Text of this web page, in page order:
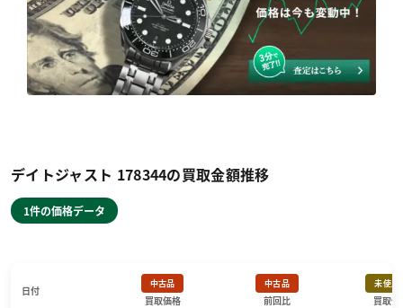
デイトジャスト 178344の買取金額推移
1件の価格データ
日付
中古品
買取価格
中古品
前回比
未使用
買取価